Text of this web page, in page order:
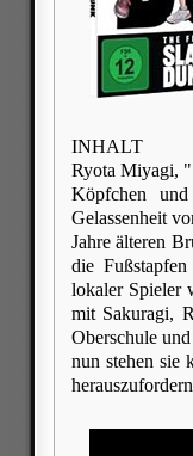
INHALT
Ryota Miyagi,
Köpfchen
Gelassenheit
Jahre älteren
die
lokaler Spieler
mit Sakuragi,
Oberschule
nun stehen sie